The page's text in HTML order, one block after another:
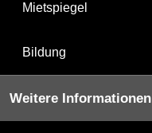
Mietspiegel
Bildung
Weitere Informationen